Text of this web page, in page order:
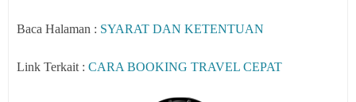
Baca Halaman : SYARAT DAN KETENTUAN
Link Terkait : CARA BOOKING TRAVEL CEPAT